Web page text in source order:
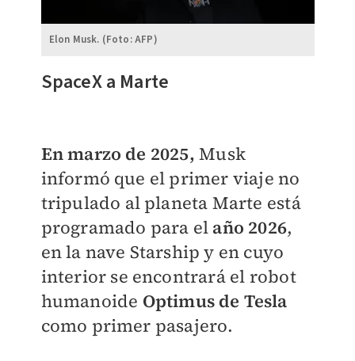
Elon Musk. (Foto: AFP)
​SpaceX a Marte
En marzo de 2025, Musk
informó que el primer viaje no
tripulado al planeta Marte está
programado para el año 2026,
en la nave Starship y en cuyo
interior se encontrará el robot
humanoide Optimus de Tesla
como primer pasajero.